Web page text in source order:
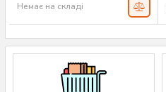
Немає на складі